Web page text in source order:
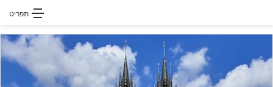
תפריט